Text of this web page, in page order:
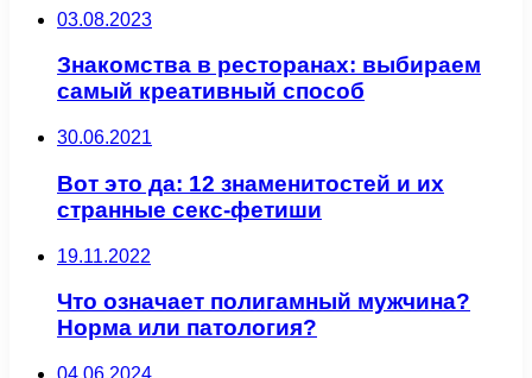
03.08.2023
Знакомства в ресторанах: выбираем
самый креативный способ
30.06.2021
Вот это да: 12 знаменитостей и их
странные секс-фетиши
19.11.2022
Что означает полигамный мужчина?
Норма или патология?
04.06.2024